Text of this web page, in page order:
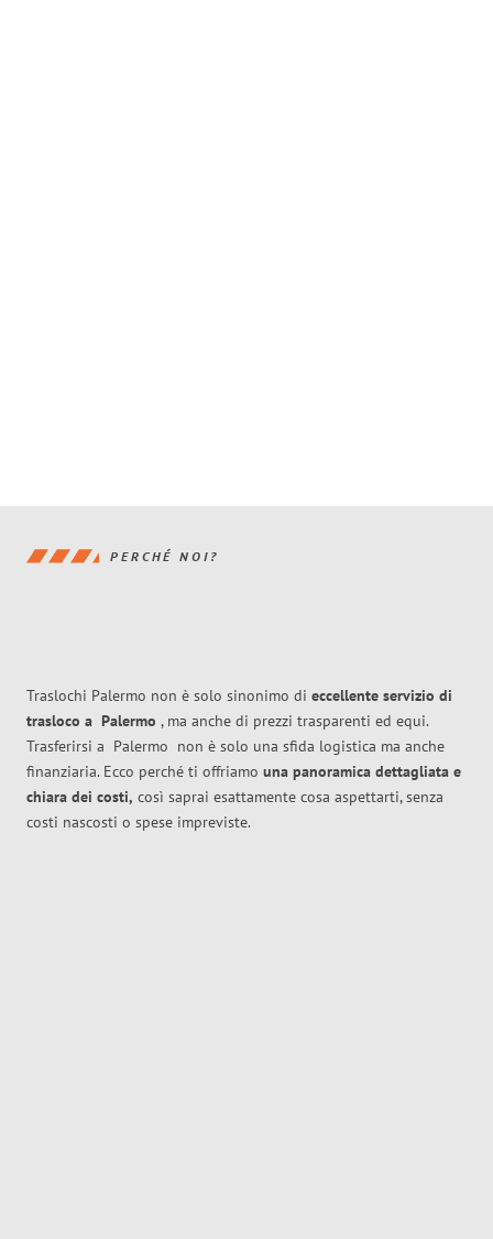
PERCHÉ NOI?
Traslochi Palermo non è solo sinonimo di eccellente servizio di
trasloco a Palermo , ma anche di prezzi trasparenti ed equi.
Trasferirsi a Palermo non è solo una sfida logistica ma anche
finanziaria. Ecco perché ti offriamo una panoramica dettagliata e
chiara dei costi, così saprai esattamente cosa aspettarti, senza
costi nascosti o spese impreviste.